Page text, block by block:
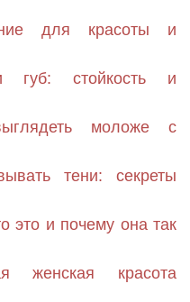
для красоты и
стойкость и
моложе с
тени: секреты
это и почему она так
женская красота